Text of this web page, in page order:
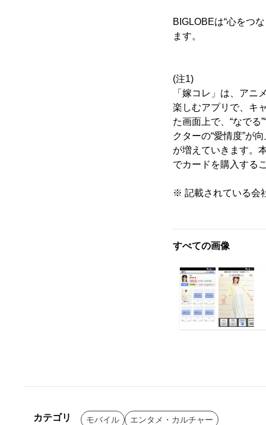
BIGLOBEは“心をつ
ます。
(注1)
「嫁コレ」は、アニ
楽しむアプリで、キ
た画面上で、“なでる
クターの“愛情度”が
が増えていきます。
でカードを購入する
※ 記載されている会
すべての画像
カテゴリ モバイル エンタメ・カルチャー